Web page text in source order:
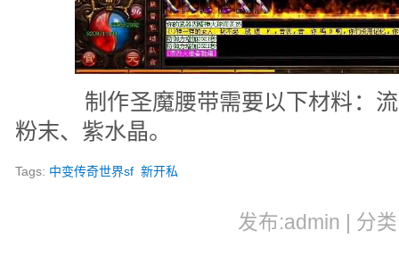
制作圣魔腰带需要以下材料：流
粉末、紫水晶。
Tags: 中变传奇世界sf 新开私
发布:admin | 分